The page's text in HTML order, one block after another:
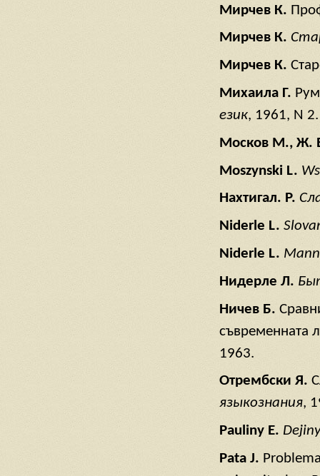
Мирчев К.
Мирчев К.
Мирчев К.
Михаила Г.
език, 1961, N 2.
Москов М., Ж.
Moszynski L.
Нахтигал. Р.
Niderle L.
Niderle L.
Нидерле Л.
Ничев Б.
съвременната
1963.
Отрембски Я.
языкознания,
Pauliny Е.
Pata J.